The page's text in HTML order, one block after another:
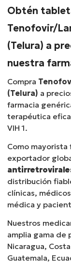
Obtén
Tenofovir/
(Telura) a
nuestra
Compra
(Telura) a
farmacia
terapéutica
VIH 1.
Como
exportador
distribución
clínicas,
médica y
Nuestros
amplia gama de
Nicaragua,
Guatemala,